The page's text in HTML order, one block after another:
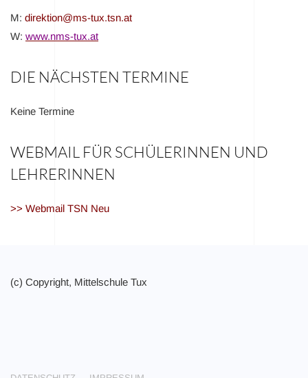
M: direktion@ms-tux.tsn.at
W: www.nms-tux.at
DIE NÄCHSTEN TERMINE
Keine Termine
WEBMAIL FÜR SCHÜLERINNEN UND
LEHRERINNEN
>> Webmail TSN Neu
(c) Copyright, Mittelschule Tux